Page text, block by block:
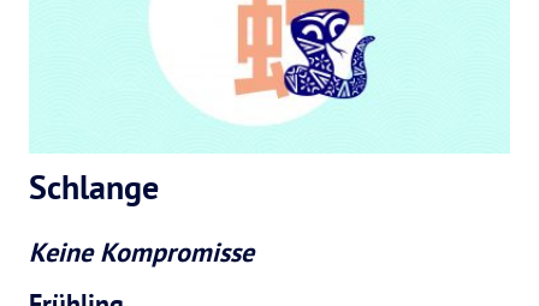
Schlange
Keine Kompromisse